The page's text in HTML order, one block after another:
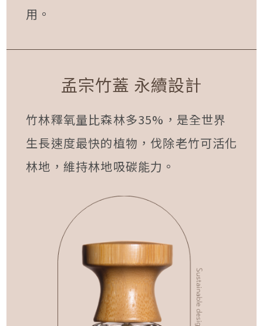
用。
孟宗竹蓋 永續設計
竹林釋氧量比森林多35%，是全世界
生長速度最快的植物，伐除老竹可活化
林地，維持林地吸碳能力。